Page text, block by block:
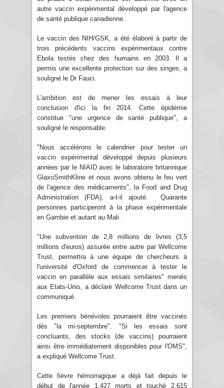
autre vaccin expérimental développé par l'agence
de santé publique canadienne.
Le vaccin des NIH/GSK, a été élaboré à partir de
trois précédents vaccins expérimentaux contre
Ebola testés chez des humains en 2003. Il a
permis une excellente protection sur des singes, a
souligné le Dr Fauci.
L'ambition est de mener les essais à leur
conclusion d'ici la fin 2014. Cette épidémie
constitue "une urgence de santé publique", a
souligné le responsable.
"Nous accélérons le calendrier pour tester un
vaccin expérimental développé depuis plusieurs
années par le NIAID avec le laboratoire britannique
GlaxoSmithKline et nous avons obtenu le feu vert
de l'agence des médicaments", la Food and Drug
Administration (FDA), a-t-il ajouté. Quarante
personnes participeront à la phase expérimentale
en Gambie et autant au Mali.
"Une subvention de 2,8 millions de livres (3,5
millions d'euros) assurée entre autre par Wellcome
Trust, permettra à une équipe de chercheurs à
l'université d'Oxford de commencer à tester le
vaccin en parallèle aux essais similaires" menés
aux Etats-Unis, a déclaré Wellcome Trust dans un
communiqué.
Les premiers bénévoles pourraient être vaccinés
dès "la mi-septembre". "Si les essais sont
concluants, des stocks (de vaccins) pourraient
ainsi être immédiatement disponibles pour l'OMS",
a expliqué Wellcome Trust.
Cette fièvre hémorragique a déjà fait depuis le
début de l'année 1.427 morts et touché 2.615